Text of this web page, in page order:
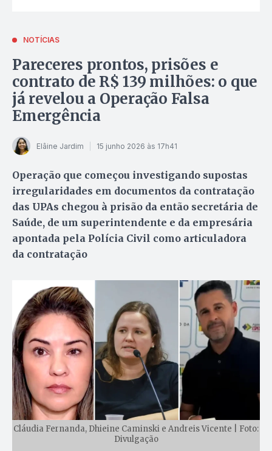
NOTÍCIAS
Pareceres prontos, prisões e
contrato de R$ 139 milhões: o que
já revelou a Operação Falsa
Emergência
Elâine Jardim 15 junho 2026 às 17h41
Operação que começou investigando supostas
irregularidades em documentos da contratação
das UPAs chegou à prisão da então secretária de
Saúde, de um superintendente e da empresária
apontada pela Polícia Civil como articuladora
da contratação
Cláudia Fernanda, Dhieine Caminski e Andreis Vicente | Foto:
Divulgação